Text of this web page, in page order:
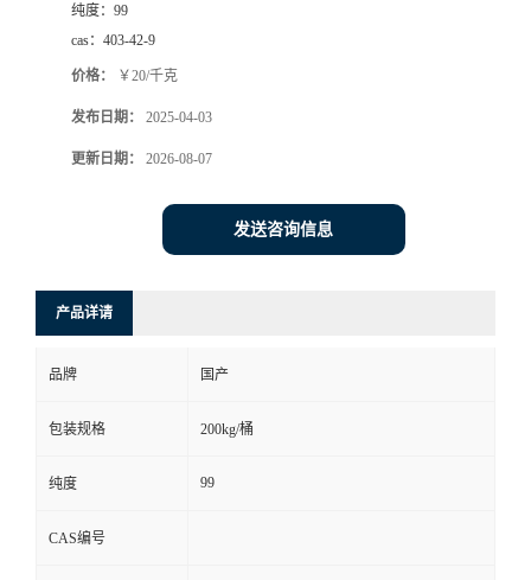
纯度： 99
cas： 403-42-9
价格： ￥20/千克
发布日期： 2025-04-03
更新日期： 2026-08-07
发送咨询信息
产品详请
品牌 国产
包装规格 200kg/桶
纯度 99
CAS编号